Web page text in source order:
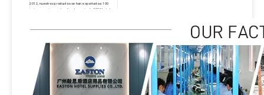
2012, nuestros productos se han exportado a 100
países y regiones, atendiendo a más de 3000 hoteles,
marca bien conocida de los hoteles de los hoteles de
los hoteles, y esperamos que nos brindemos el mundo
y nos hemos apoyado. a más de 10,000 hoteles en
todo el mundo para 2030. Easton siempre ha llevado la
filosofía de las personas orientadas, el producto, la
calidad y el servicio primero. Continuaremos
innovando, forjando hacia adelante y hacer esfuerzos
sin parecer para proporcionar a nuestros clientes